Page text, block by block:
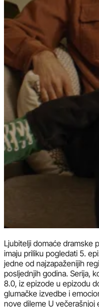
Ljubitelji domaće dramske
imaju priliku pogledati 5.
jedne od najzapaženijih
posljednjih godina. Serija,
8.0, iz epizode u epizodu
glumačke izvedbe i
nove dileme U večerašnjoj